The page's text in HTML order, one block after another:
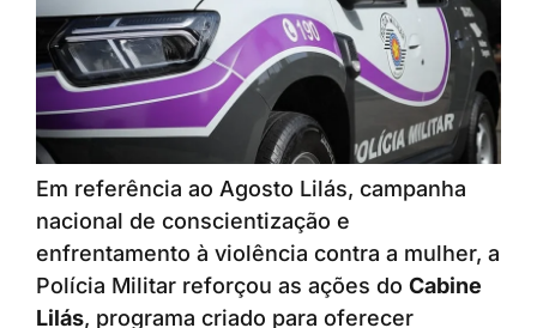
Em referência ao Agosto Lilás, campanha
nacional de conscientização e
enfrentamento à violência contra a mulher, a
Polícia Militar reforçou as ações do Cabine
Lilás, programa criado para oferecer